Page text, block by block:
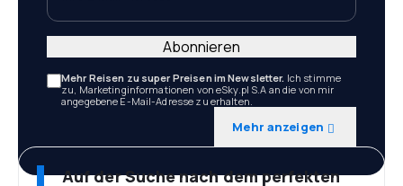
Mehr Reisen zu super Preisen im Newsletter. Ich stimme
zu, Marketinginformationen von eSky.pl S.A an die von mir
angegebene E-Mail-Adresse zu erhalten.
Mehr anzeigen
Abonnieren
Auf der Suche nach dem perfekten